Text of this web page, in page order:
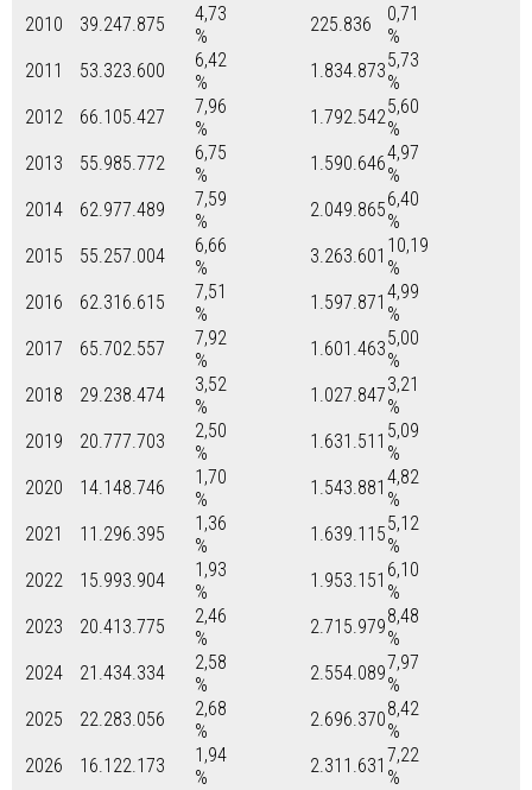
2010
39.247.875
4,73
%
225.836
0,71
%
2011
53.323.600
6,42
%
1.834.8735,73
%
2012
66.105.427
7,96
%
1.792.5425,60
%
2013
55.985.772
6,75
%
1.590.6464,97
%
2014
62.977.489
7,59
%
2.049.8656,40
%
2015
55.257.004
6,66
%
3.263.601 10,19
%
2016
62.316.615
7,51
%
1.597.871 4,99
%
2017
65.702.557
7,92
%
1.601.4635,00
%
2018
29.238.474
3,52
%
1.027.8473,21
%
2019
20.777.703
2,50
%
1.631.511 5,09
%
2020
14.148.746
1,70
%
1.543.881 4,82
%
2021
11.296.395
1,36
%
1.639.1155,12
%
2022
15.993.904
1,93
%
1.953.151 6,10
%
2023
20.413.775
2,46
%
2.715.9798,48
%
2024
21.434.334
2,58
%
2.554.0897,97
%
2025
22.283.056
2,68
%
2.696.3708,42
%
2026
16.122.173
1,94
%
2.311.631 7,22
%